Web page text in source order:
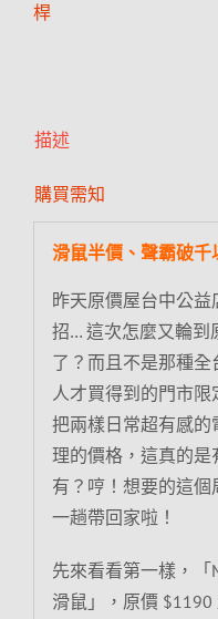
桿
描述
購買需知
滑鼠半價、聲霸破千
昨天原價屋台中公益
招… 這次怎麼又輪到
了？而且不是那種
人才買得到的門市
把兩樣日常超有感
理的價格，這真的
有？哼！想要的這
一趟帶回家啦！
先來看看第一樣，「
滑鼠」，原價